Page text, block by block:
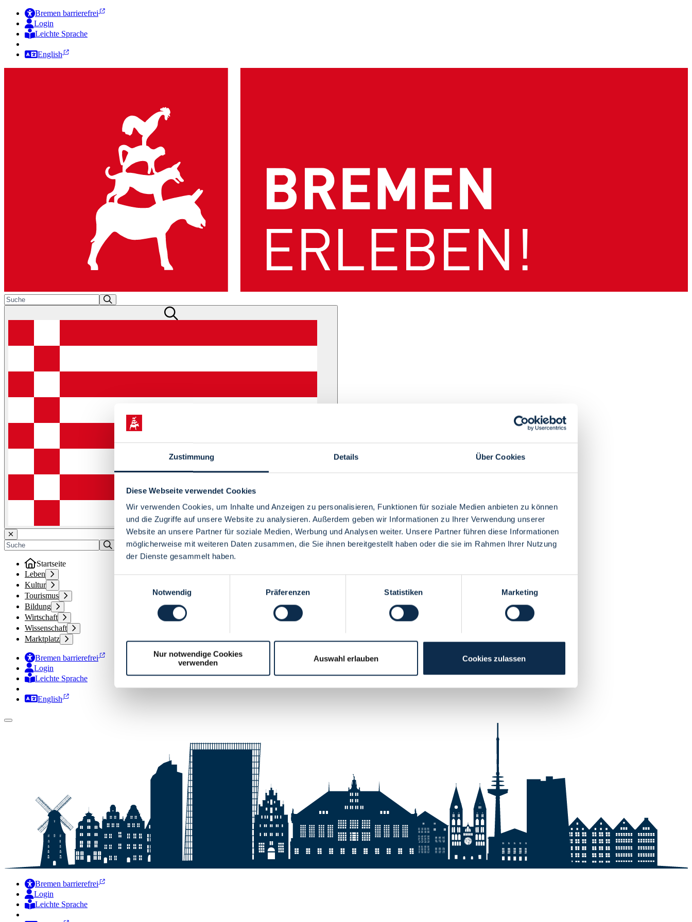
Zustimmung Details Über Cookies
Diese Webseite verwendet Cookies
Wir verwenden Cookies, um Inhalte und Anzeigen zu personalisieren, Funktionen für soziale Medien anbieten zu können
und die Zugriffe auf unsere Website zu analysieren. Außerdem geben wir Informationen zu Ihrer Verwendung unserer
Website an unsere Partner für soziale Medien, Werbung und Analysen weiter. Unsere Partner führen diese Informationen
möglicherweise mit weiteren Daten zusammen, die Sie ihnen bereitgestellt haben oder die sie im Rahmen Ihrer Nutzung
der Dienste gesammelt haben.
Notwendig
Präferenzen Statistiken Marketing
Nur notwendige Cookies
verwenden
Auswahl erlauben Cookies zulassen
Bremen barrierefrei
Login
Leichte Sprache
English
Menü
Startseite
Leben
Kultur
Tourismus
Bildung
Wirtschaft
Wissenschaft
Marktplatz
Bremen barrierefrei
Login
Leichte Sprache
Zur Deutschen Gebärdensprache
English
Bremen barrierefrei
Login
Leichte Sprache